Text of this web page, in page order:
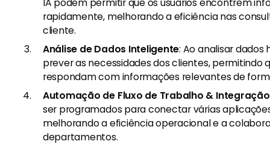
IA podem permitir que os usuários encontrem
rapidamente, melhorando a eficiência nas
cliente.
Análise de Dados Inteligente: Ao analisar dados
prever as necessidades dos clientes, permitindo
respondam com informações relevantes de
Automação de Fluxo de Trabalho & Integração
ser programados para conectar várias
melhorando a eficiência operacional e a
departamentos.